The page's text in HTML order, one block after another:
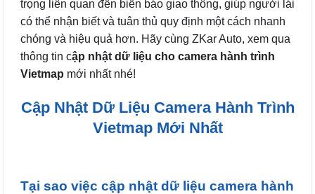
trọng liên quan đến biển báo giao thông, giúp người lái
có thể nhận biết và tuân thủ quy định một cách nhanh
chóng và hiệu quả hơn. Hãy cùng ZKar Auto, xem qua
thông tin cập nhật dữ liệu cho camera hành trình
Vietmap mới nhất nhé!
Cập Nhật Dữ Liệu Camera Hành Trình
Vietmap Mới Nhất
Tại sao việc cập nhật dữ liệu camera hành